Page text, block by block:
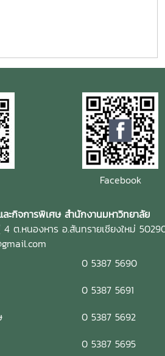
Facebook
ะกิจการพิเศษ สำนักงานมหาวิทยาลัย
ต.หนองหาร อ.สันทรายเชียงใหม่
าร
0 5387 5690
เงิน
0 5387 5691
พิเศษ
0 5387 5692
ะชุม
0 5387 5695